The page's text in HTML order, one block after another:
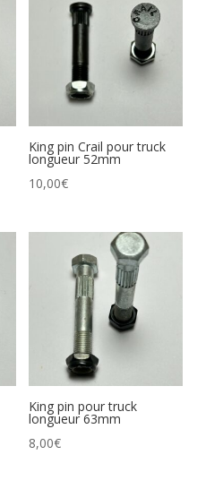
King pin Crail pour truck
longueur 52mm
10,00€
King pin pour truck
longueur 63mm
8,00€